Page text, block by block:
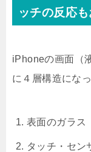
ッチの反応
iPhoneの画面（
に４層構造になっ
表面のガラス
タッチ・セン